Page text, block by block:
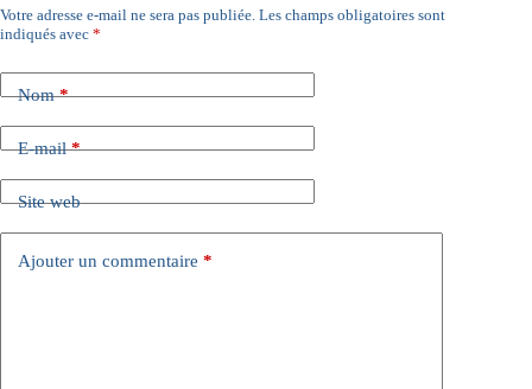
Votre adresse e-mail ne sera pas publiée. Les champs obligatoires sont
indiqués avec *
Nom*
E-mail*
Site web
Ajouter un commentaire *